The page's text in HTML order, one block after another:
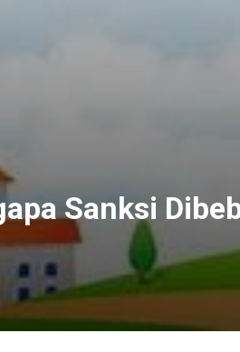
Sanksi